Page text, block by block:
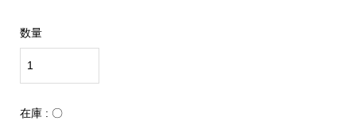
数量
在庫 : 〇